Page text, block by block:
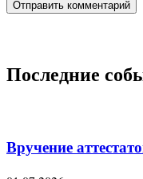
Последние
Вручение